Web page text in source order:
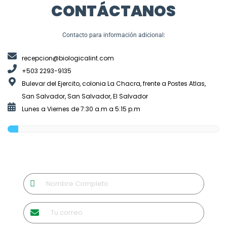
CONTÁCTANOS
Contacto para información adicional:
recepcion@biologicalint.com
+503 2293-9135
Bulevar del Ejercito, colonia La Chacra, frente a Postes Atlas,
San Salvador, San Salvador, El Salvador
Lunes a Viernes de 7:30 a.m a 5:15 p.m